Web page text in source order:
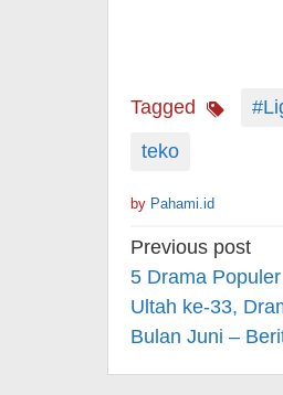
Tagged
teko
by Pahami.id
Post
navigation
Previous post
5 Drama
Ultah ke-33,
Bulan Juni –